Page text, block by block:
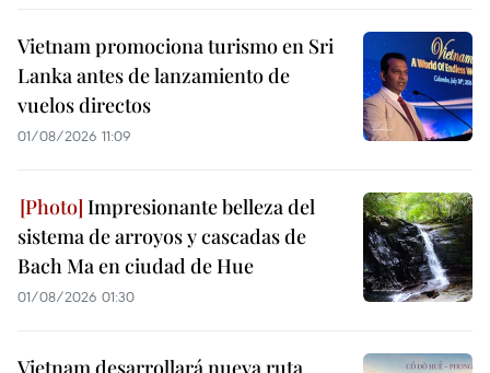
Vietnam promociona turismo en Sri
Lanka antes de lanzamiento de
vuelos directos
01/08/2026 11:09
Impresionante belleza del
sistema de arroyos y cascadas de
Bach Ma en ciudad de Hue
01/08/2026 01:30